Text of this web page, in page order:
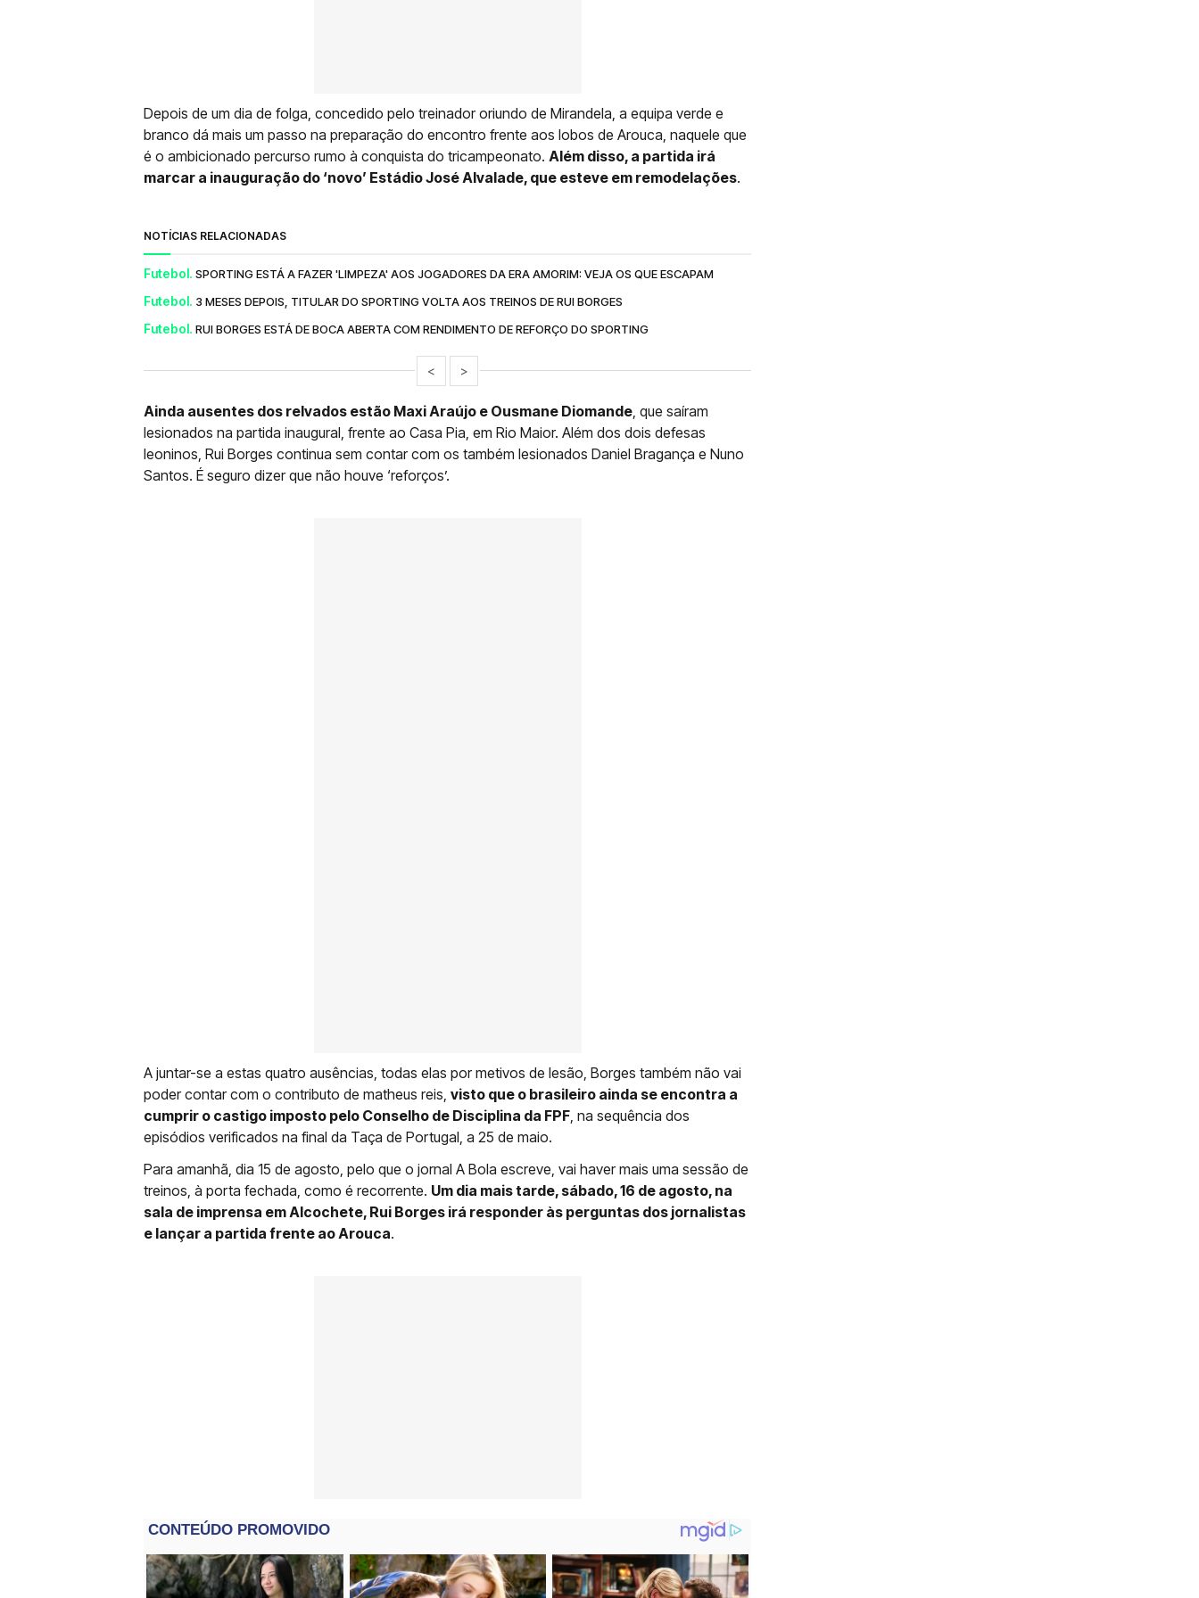
Depois de um dia de folga, concedido pelo treinador oriundo de Mirandela, a equipa verde e
branco dá mais um passo na preparação do encontro frente aos lobos de Arouca, naquele que
é o ambicionado percurso rumo à conquista do tricampeonato. Além disso, a partida irá
marcar a inauguração do ‘novo’ Estádio José Alvalade, que esteve em remodelações.
NOTÍCIAS RELACIONADAS
Futebol. SPORTING ESTÁ A FAZER 'LIMPEZA' AOS JOGADORES DA ERA AMORIM: VEJA OS QUE ESCAPAM
Futebol. 3 MESES DEPOIS, TITULAR DO SPORTING VOLTA AOS TREINOS DE RUI BORGES
Futebol. RUI BORGES ESTÁ DE BOCA ABERTA COM RENDIMENTO DE REFORÇO DO SPORTING
< >
Ainda ausentes dos relvados estão Maxi Araújo e Ousmane Diomande , que saíram
lesionados na partida inaugural, frente ao Casa Pia, em Rio Maior. Além dos dois defesas
leoninos, Rui Borges continua sem contar com os também lesionados Daniel Bragança e Nuno
Santos. É seguro dizer que não houve ‘reforços’.
A juntar-se a estas quatro ausências, todas elas por metivos de lesão, Borges também não vai
poder contar com o contributo de matheus reis, visto que o brasileiro ainda se encontra a
cumprir o castigo imposto pelo Conselho de Disciplina da FPF , na sequência dos
episódios verificados na final da Taça de Portugal, a 25 de maio.
Para amanhã, dia 15 de agosto, pelo que o jornal A Bola escreve, vai haver mais uma sessão de
treinos, à porta fechada, como é recorrente. Um dia mais tarde, sábado, 16 de agosto, na
sala de imprensa em Alcochete, Rui Borges irá responder às perguntas dos jornalistas
e lançar a partida frente ao Arouca.